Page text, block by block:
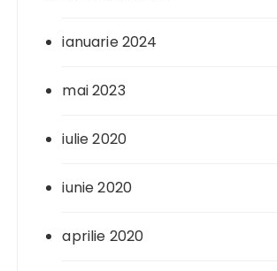
ianuarie 2024
mai 2023
iulie 2020
iunie 2020
aprilie 2020